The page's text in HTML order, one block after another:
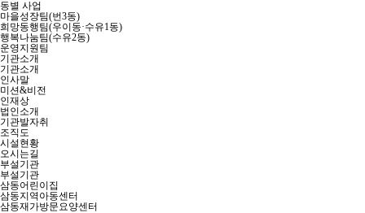
동별 사업
마을성장팀(번3동)
희망동행팀(우이동·수유1동)
행복나눔팀(수유2동)
운영지원팀
기관소개
기관소개
인사말
미션&비전
인재상
법인소개
기관발자취
조직도
시설현황
오시는길
부설기관
부설기관
삼동어린이집
삼동지역아동센터
삼동재가방문요양센터